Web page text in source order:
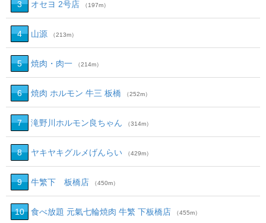
3 オセヨ 2号店 （197m）
4 山源 （213m）
5 焼肉・肉一 （214m）
6 焼肉 ホルモン 牛三 板橋 （252m）
7 滝野川ホルモン良ちゃん （314m）
8 ヤキヤキグルメげんらい （429m）
9 牛繁下 板橋店 （450m）
10 食べ放題 元氣七輪焼肉 牛繁 下板橋店 （455m）